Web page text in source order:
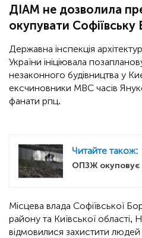
ДІАМ не дозволила
окупувати Софіївську
Державна інспекція
України ініціювала
незаконного будівництва у
ексчиновники МВС часів
фанати рпц.
Читайте також:
ОПЗЖ окуповує
Місцева влада Софіївської
району та Київської
відмовилися захистити